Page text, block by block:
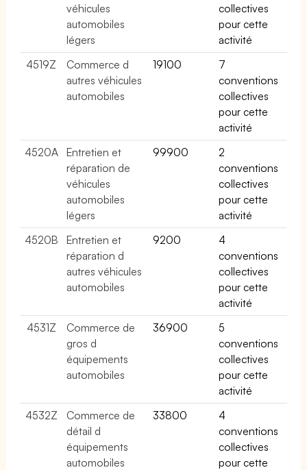
véhicules
automobiles
légers
collectives
pour cette
activité
4519Z
Commerce d
autres véhicules
automobiles
19100
7
conventions
collectives
pour cette
activité
4520A
Entretien et
réparation de
véhicules
automobiles
légers
99900
2
conventions
collectives
pour cette
activité
4520B
Entretien et
réparation d
autres véhicules
automobiles
9200
4
conventions
collectives
pour cette
activité
4531Z
Commerce de
gros d
équipements
automobiles
36900
5
conventions
collectives
pour cette
activité
4532Z
Commerce de
détail d
équipements
automobiles
33800
4
conventions
collectives
pour cette